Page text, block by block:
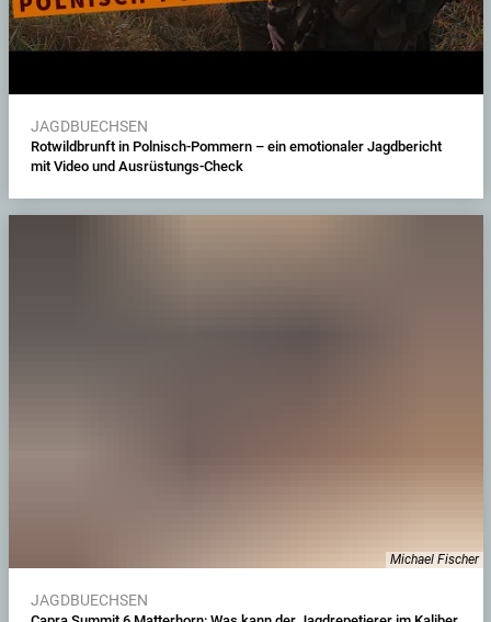
JAGDBUECHSEN
Rotwildbrunft in Polnisch-Pommern – ein emotionaler Jagdbericht
mit Video und Ausrüstungs-Check
Michael Fischer
JAGDBUECHSEN